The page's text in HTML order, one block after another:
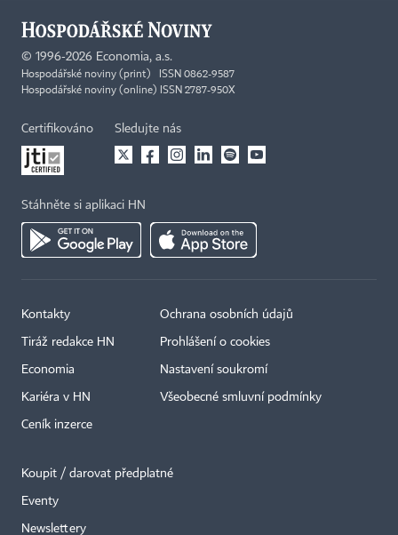
© 1996-2026 Economia, a.s.
Hospodářské noviny (print) ISSN 0862-9587
Hospodářské noviny (online) ISSN 2787-950X
Certifikováno Sledujte nás
Stáhněte si aplikaci HN
Kontakty
Tiráž redakce HN
Economia
Kariéra v HN
Ceník inzerce
Ochrana osobních údajů
Prohlášení o cookies
Nastavení soukromí
Všeobecné smluvní podmínky
Koupit / darovat předplatné
Eventy
Newslettery